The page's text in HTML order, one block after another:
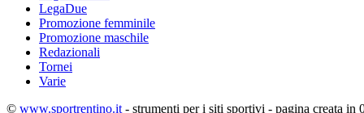
LegaDue
Promozione femminile
Promozione maschile
Redazionali
Tornei
Varie
© www.sportrentino.it - strumenti per i siti sportivi - pagina creata in